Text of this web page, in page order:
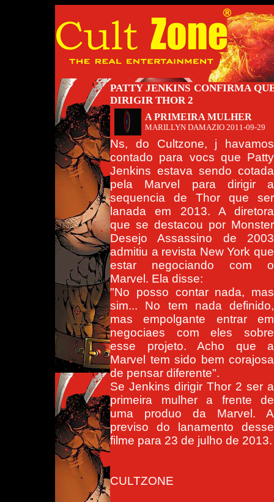
PATTY JENKINS CONFIRMA
DIRIGIR THOR 2
A PRIMEIRA MULHER
MARILLYN DAMAZIO 2011-09-29
Ns, do Cultzone, j havamos
contado para vocs que Patty
Jenkins estava sendo cotada
pela Marvel para dirigir a
sequencia de Thor que ser
lanada em 2013. A diretora
que se destacou por Monster
Desejo Assassino de 2003
admitiu a revista New York que
estar negociando com o
Marvel. Ela disse:
"No posso contar nada, mas
sim... No tem nada definido,
mas empolgante entrar em
negociaes com eles sobre
esse projeto. Acho que a
Marvel tem sido bem corajosa
de pensar diferente".
Se Jenkins dirigir Thor 2 ser a
primeira mulher a frente de
uma produo da Marvel. A
previso do lanamento desse
filme para 23 de julho de 2013.
CULTZONE